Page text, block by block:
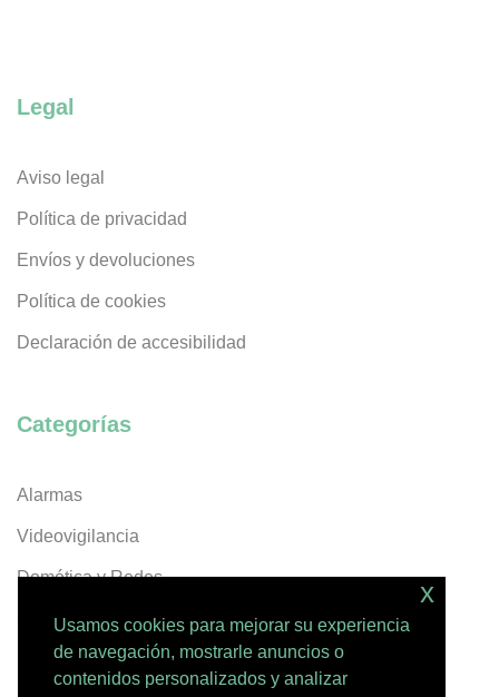
Legal
Aviso legal
Política de privacidad
Envíos y devoluciones
Política de cookies
Declaración de accesibilidad
Categorías
Alarmas
Videovigilancia
Domótica y Redes
Servicios
Usamos cookies para mejorar su experiencia
de navegación, mostrarle anuncios o
contenidos personalizados y analizar
x